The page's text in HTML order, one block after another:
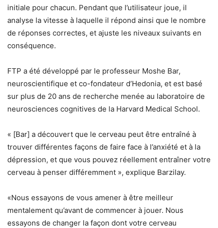
initiale pour chacun. Pendant que l’utilisateur joue, il
analyse la vitesse à laquelle il répond ainsi que le nombre
de réponses correctes, et ajuste les niveaux suivants en
conséquence.
FTP a été développé par le professeur Moshe Bar,
neuroscientifique et co-fondateur d’Hedonia, et est basé
sur plus de 20 ans de recherche menée au laboratoire de
neurosciences cognitives de la Harvard Medical School.
« [Bar] a découvert que le cerveau peut être entraîné à
trouver différentes façons de faire face à l’anxiété et à la
dépression, et que vous pouvez réellement entraîner votre
cerveau à penser différemment », explique Barzilay.
«Nous essayons de vous amener à être meilleur
mentalement qu’avant de commencer à jouer. Nous
essayons de changer la façon dont votre cerveau